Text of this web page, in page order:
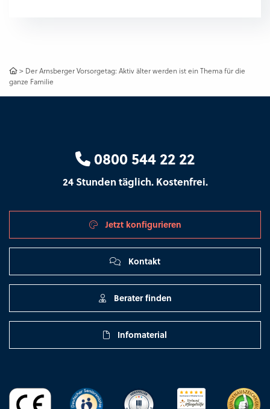
> Der Arnsberger Vorsorgetag: Aktiv älter werden ist ein Thema für die
ganze Familie
0800 544 22 22
24 Stunden täglich. Kostenfrei.
Jetzt konfigurieren
Kontakt
Berater finden
Infomaterial